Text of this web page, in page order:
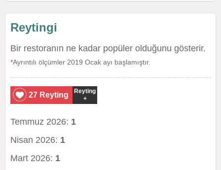
Reytingi
Bir restoranın ne kadar popüler olduğunu gösterir.
*Ayrıntılı ölçümler 2019 Ocak ayı başlamıştır.
27 Reyting
Reyting
+
Temmuz 2026: 1
Nisan 2026: 1
Mart 2026: 1